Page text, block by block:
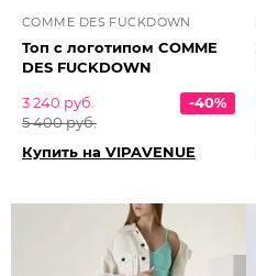
COMME DES FUCKDOWN
Топ с логотипом COMME
DES FUCKDOWN
3 240 руб.
5 400 руб.
-40%
Купить на VIPAVENUE